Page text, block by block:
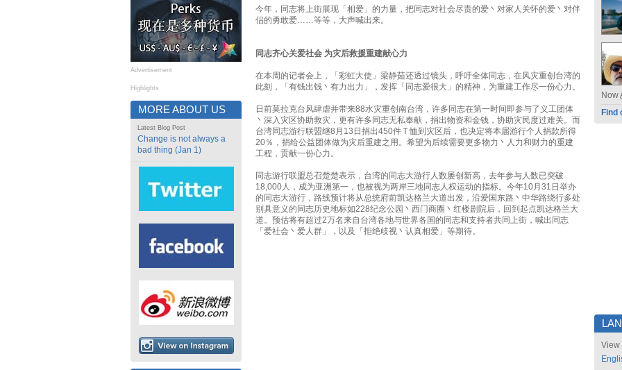
Advertisement
Highlights
MORE ABOUT US
Latest Blog Post
Change is not always a
bad thing (Jan 1)
今年，同志将上街展现「相爱」的力量，把同志对社会尽责的爱丶对家人关怀的爱丶对伴
侣的勇敢爱……等等，大声喊出来。
同志齐心关爱社会 为灾后救援重建献心力
在本周的记者会上，「彩虹大使」梁静茹还透过镜头，呼吁全体同志，在风灾重创台湾的
此刻，「有钱出钱丶有力出力」，发挥「同志爱很大」的精神，为重建工作尽一份心力。
日前莫拉克台风肆虐并带来88水灾重创南台湾，许多同志在第一时间即参与了义工团体
丶深入灾区协助救灾，更有许多同志无私奉献，捐出物资和金钱，协助灾民度过难关。而
台湾同志游行联盟继8月13日捐出450件Ｔ恤到灾区后，也决定将本届游行个人捐款所得
20％，捐给公益团体做为灾后重建之用。希望为后续需要更多物力丶人力和财力的重建
工程，贡献一份心力。
同志游行联盟总召楚楚表示，台湾的同志大游行人数屡创新高，去年参与人数已突破
18,000人，成为亚洲第一，也被视为两岸三地同志人权运动的指标。今年10月31日举办
的同志大游行，路线预计将从总统府前凯达格兰大道出发，沿爱国东路丶中华路绕行多处
别具意义的同志历史地标如228纪念公园丶西门商圈丶红楼剧院后，回到起点凯达格兰大
道。预估将有超过2万名来自台湾各地与世界各国的同志和支持者共同上街，喊出同志
「爱社会丶爱人群」，以及「拒绝歧视丶认真相爱」等期待。
Now
Find
View